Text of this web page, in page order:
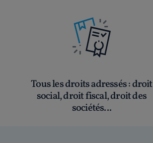
Tous les droits adressés: droit
social, droit fiscal, droit des
sociétés...